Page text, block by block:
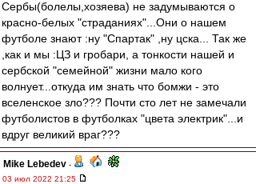
Сербы(болелы,хозяева) не задумываются о
красно-белых "страданиях"...Они о нашем
футболе знают :ну "Спартак" ,ну цска... Так же
,как и мы :ЦЗ и гробари, а тонкости нашей и
сербской "семейной" жизни мало кого
волнует...откуда им знать что бомжи - это
вселенское зло??? Почти сто лет не замечали
футболистов в футболках "цвета электрик"...и
вдруг великий враг???
Mike Lebedev -
03 июл 2022 21:25